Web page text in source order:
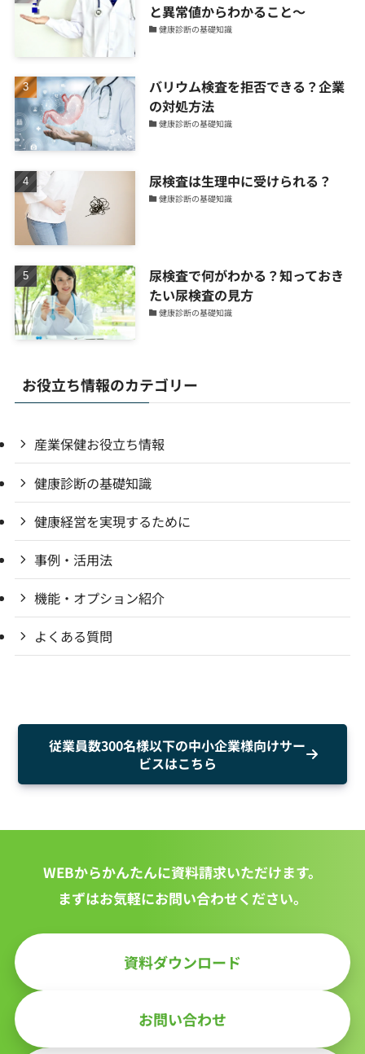
と異常値からわかること～
健康診断の基礎知識
バリウム検査を拒否できる？企業
の対処方法
健康診断の基礎知識
尿検査は生理中に受けられる？
健康診断の基礎知識
尿検査で何がわかる？知っておき
たい尿検査の見方
健康診断の基礎知識
お役立ち情報のカテゴリー
産業保健お役立ち情報
健康診断の基礎知識
健康経営を実現するために
事例・活用法
機能・オプション紹介
よくある質問
従業員数300名様以下の中小企業様向けサー
ビスはこちら
WEBからかんたんに資料請求いただけます。
まずはお気軽にお問い合わせください。
資料ダウンロード
お問い合わせ